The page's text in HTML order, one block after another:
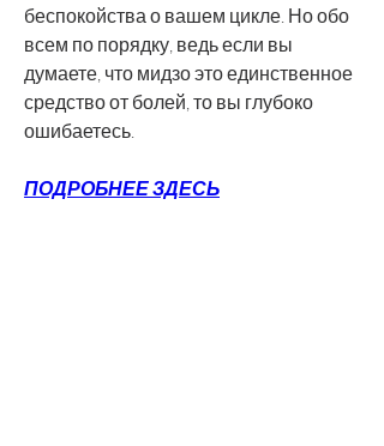
беспокойства о вашем цикле. Но обо
всем по порядку, ведь если вы
думаете, что мидзо это единственное
средство от болей, то вы глубоко
ошибаетесь.
ПОДРОБНЕЕ ЗДЕСЬ